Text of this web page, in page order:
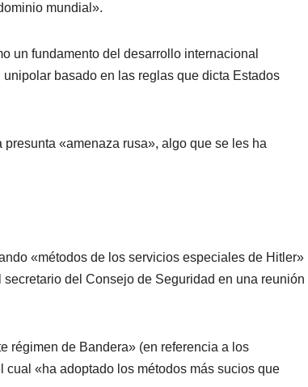
mundial».
un fundamento del desarrollo internacional
basado en las reglas que dicta Estados
«amenaza rusa», algo que se les ha
«métodos de los servicios especiales de Hitler»
del Consejo de Seguridad en una reunión
régimen de Bandera» (en referencia a los
«ha adoptado los métodos más sucios que